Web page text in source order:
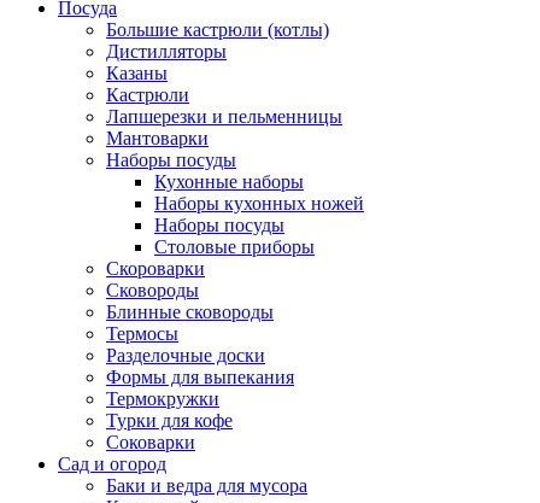
Посуда
Большие кастрюли (котлы)
Дистилляторы
Казаны
Кастрюли
Лапшерезки и пельменницы
Мантоварки
Наборы посуды
Кухонные наборы
Наборы кухонных ножей
Наборы посуды
Столовые приборы
Скороварки
Сковороды
Блинные сковороды
Термосы
Разделочные доски
Формы для выпекания
Термокружки
Турки для кофе
Соковарки
Сад и огород
Баки и ведра для мусора